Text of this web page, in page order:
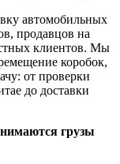
автомобильных
продавцов на
клиентов. Мы
коробок,
от проверки
до доставки
грузы